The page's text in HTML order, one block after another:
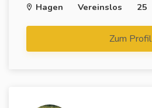
Hagen
Vereinslos
25
Zum Profil